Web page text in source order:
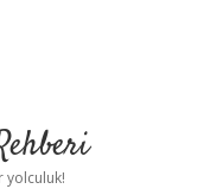
yolculuk!